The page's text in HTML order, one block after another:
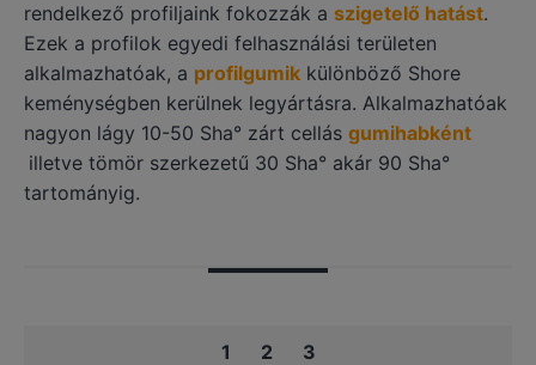
rendelkező profiljaink fokozzák a szigetelő hatást.
Ezek a profilok egyedi felhasználási területen
alkalmazhatóak, a profilgumik különböző Shore
keménységben kerülnek legyártásra. Alkalmazhatóak
nagyon lágy 10-50 Sha° zárt cellás gumihabként
illetve tömör szerkezetű 30 Sha° akár 90 Sha°
tartományig.
1 2 3